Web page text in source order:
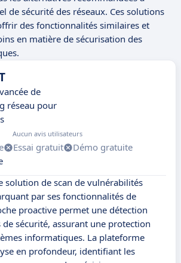
de sécurité des réseaux. Ces solutions
des fonctionnalités similaires et
en matière de sécurisation des
de
réseau pour
Aucun avis utilisateurs
Essai gratuit
Démo gratuite
solution de scan de vulnérabilités
par ses fonctionnalités de
proactive permet une détection
de sécurité, assurant une protection
informatiques. La plateforme
en profondeur, identifiant les